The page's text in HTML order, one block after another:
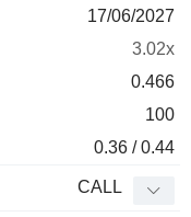
17/06/2027
3.02x
0.466
100
0.36 / 0.44
CALL